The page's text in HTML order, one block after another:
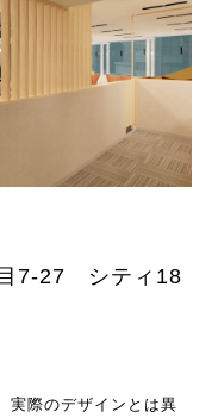
7-27 シティ18
実際のデザインとは異